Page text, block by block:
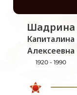
Шадрина
Капиталина
Алексеевна
1920 - 1990